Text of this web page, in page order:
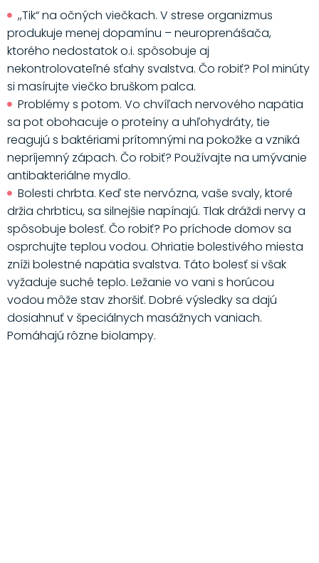
,,Tik“ na očných viečkach. V strese organizmus
produkuje menej dopamínu – neuroprenášača,
ktorého nedostatok o.i. spôsobuje aj
nekontrolovateľné sťahy svalstva. Čo robiť? Pol minúty
si masírujte viečko bruškom palca.
Problémy s potom. Vo chvíľach nervového napätia
sa pot obohacuje o proteíny a uhľohydráty, tie
reagujú s baktériami prítomnými na pokožke a vzniká
nepríjemný zápach. Čo robiť? Používajte na umývanie
antibakteriálne mydlo.
Bolesti chrbta. Keď ste nervózna, vaše svaly, ktoré
držia chrbticu, sa silnejšie napínajú. Tlak dráždi nervy a
spôsobuje bolesť. Čo robiť? Po príchode domov sa
osprchujte teplou vodou. Ohriatie bolestivého miesta
zníži bolestné napätia svalstva. Táto bolesť si však
vyžaduje suché teplo. Ležanie vo vani s horúcou
vodou môže stav zhoršiť. Dobré výsledky sa dajú
dosiahnuť v špeciálnych masážnych vaniach.
Pomáhajú rôzne biolampy.